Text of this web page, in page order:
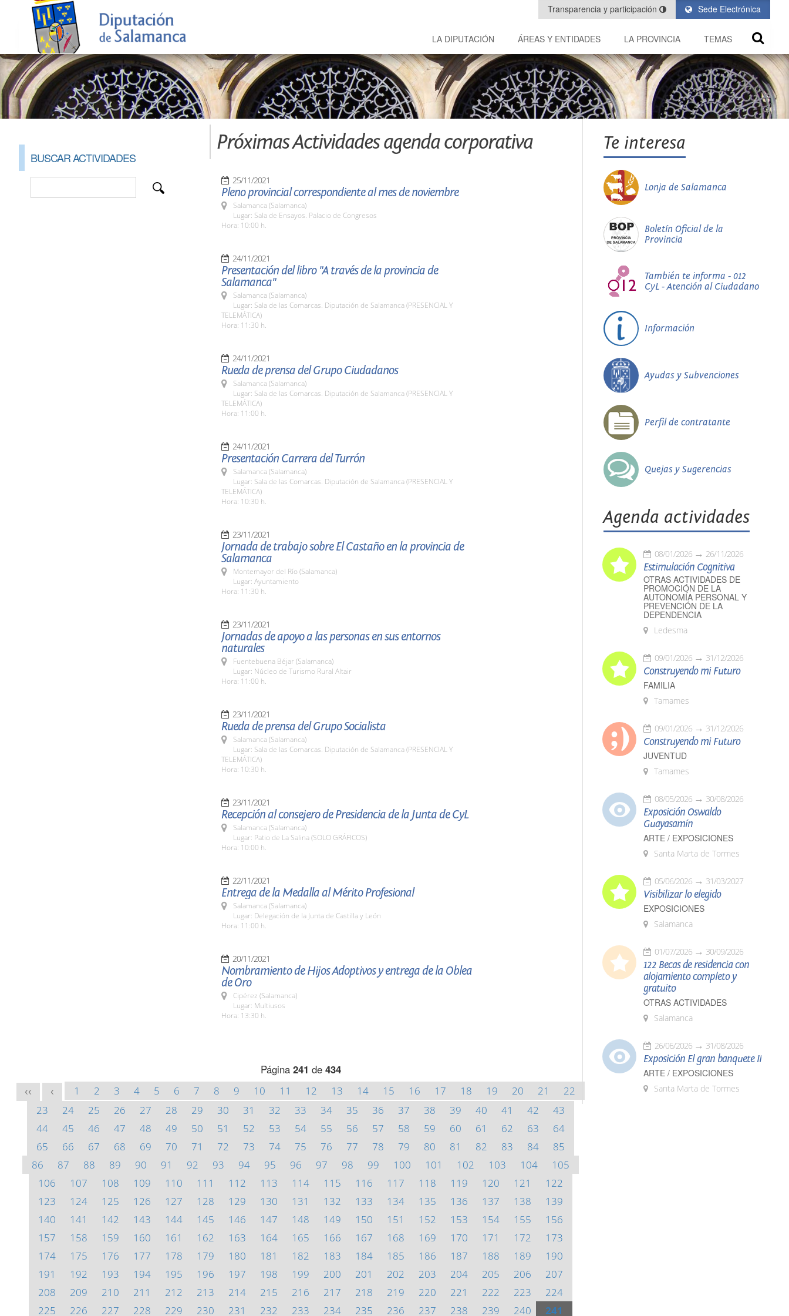
Sede Electrónica
Transparencia y participación
LA DIPUTACIÓN ÁREAS Y ENTIDADES LA PROVINCIA TEMAS
BUSCAR ACTIVIDADES
Próximas Actividades agenda corporativa
25/11/2021
Pleno provincial correspondiente al mes de noviembre
Salamanca (Salamanca)
Lugar: Sala de Ensayos. Palacio de Congresos
Hora: 10:00 h.
24/11/2021
Presentación del libro "A través de la provincia de
Salamanca"
Salamanca (Salamanca)
Lugar: Sala de las Comarcas. Diputación de Salamanca (PRESENCIAL Y
TELEMÁTICA)
Hora: 11:30 h.
24/11/2021
Rueda de prensa del Grupo Ciudadanos
Salamanca (Salamanca)
Lugar: Sala de las Comarcas. Diputación de Salamanca (PRESENCIAL Y
TELEMÁTICA)
Hora: 11:00 h.
24/11/2021
Presentación Carrera del Turrón
Salamanca (Salamanca)
Lugar: Sala de las Comarcas. Diputación de Salamanca (PRESENCIAL Y
TELEMÁTICA)
Hora: 10:30 h.
23/11/2021
Jornada de trabajo sobre El Castaño en la provincia de
Salamanca
Montemayor del Río (Salamanca)
Lugar: Ayuntamiento
Hora: 11:30 h.
23/11/2021
Jornadas de apoyo a las personas en sus entornos
naturales
Fuentebuena Béjar (Salamanca)
Lugar: Núcleo de Turismo Rural Altair
Hora: 11:00 h.
23/11/2021
Rueda de prensa del Grupo Socialista
Salamanca (Salamanca)
Lugar: Sala de las Comarcas. Diputación de Salamanca (PRESENCIAL Y
TELEMÁTICA)
Hora: 10:30 h.
23/11/2021
Recepción al consejero de Presidencia de la Junta de CyL
Salamanca (Salamanca)
Lugar: Patio de La Salina (SOLO GRÁFICOS)
Hora: 10:00 h.
22/11/2021
Entrega de la Medalla al Mérito Profesional
Salamanca (Salamanca)
Lugar: Delegación de la Junta de Castilla y León
Hora: 11:00 h.
20/11/2021
Nombramiento de Hijos Adoptivos y entrega de la Oblea
de Oro
Cipérez (Salamanca)
Lugar: Multiusos
Hora: 13:30 h.
Página 241 de 434
<< < 1 2 3 4 5 6 7 8 9 10 11 12 13 14 15 16 17 18 19 20 21
22
23
24 25 26 27 28 29 30 31 32 33 34 35 36 37 38 39 40 41 42
43
44
45 46 47 48 49 50 51 52 53 54 55 56 57 58 59 60 61 62 63
64
65
66 67 68 69 70 71 72 73 74 75 76 77 78 79 80 81 82 83 84
85
86
87 88 89 90 91 92 93 94 95 96 97 98 99 100 101 102 103 104
105
106
107 108 109 110 111 112 113 114 115 116 117 118 119 120 121
122
123
124 125 126 127 128 129 130 131 132 133 134 135 136 137 138
139
140
141 142 143 144 145 146 147 148 149 150 151 152 153 154 155
156
157
158 159 160 161 162 163 164 165 166 167 168 169 170 171 172
173
174
175 176 177 178 179 180 181 182 183 184 185 186 187 188 189
190
191
192 193 194 195 196 197 198 199 200 201 202 203 204 205 206
207
208
209 210 211 212 213 214 215 216 217 218 219 220 221 222 223
224
225
226 227 228 229 230 231 232 233 234 235 236 237 238 239 240 241
Te interesa
Lonja de Salamanca
Boletín Oficial de la
Provincia
También te informa - 012
CyL - Atención al Ciudadano
Información
Ayudas y Subvenciones
Perfil de contratante
Quejas y Sugerencias
Agenda actividades
08/01/2026 26/11/2026
Estimulación Cognitiva
OTRAS ACTIVIDADES DE
PROMOCIÓN DE LA
AUTONOMÍA PERSONAL Y
PREVENCIÓN DE LA
DEPENDENCIA
Ledesma
09/01/2026 31/12/2026
Construyendo mi Futuro
FAMILIA
Tamames
09/01/2026 31/12/2026
Construyendo mi Futuro
JUVENTUD
Tamames
08/05/2026 30/08/2026
Exposición Oswaldo
Guayasamín
ARTE / EXPOSICIONES
Santa Marta de Tormes
05/06/2026 31/03/2027
Visibilizar lo elegido
EXPOSICIONES
Salamanca
01/07/2026 30/09/2026
122 Becas de residencia con
alojamiento completo y
gratuito
OTRAS ACTIVIDADES
Salamanca
26/06/2026 31/08/2026
Exposición El gran banquete II
ARTE / EXPOSICIONES
Santa Marta de Tormes